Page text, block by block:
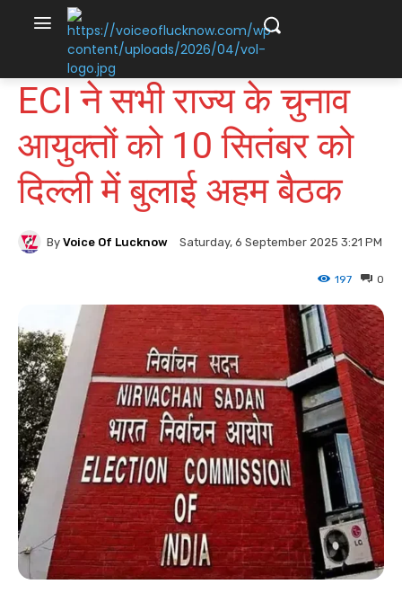
ECI ने सभी राज्य के चुनाव
आयुक्तों को 10 सितंबर को
दिल्ली में बुलाई अहम बैठक
By Voice Of Lucknow Saturday, 6 September 2025 3:21 PM
0
197